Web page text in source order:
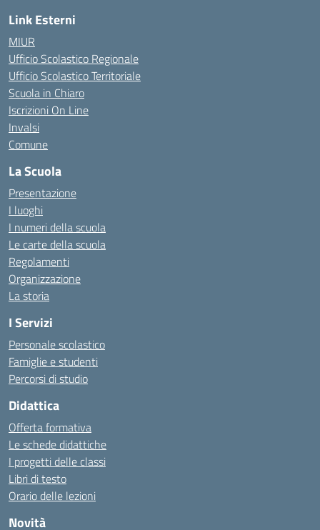
Link Esterni
MIUR
Ufficio Scolastico Regionale
Ufficio Scolastico Territoriale
Scuola in Chiaro
Iscrizioni On Line
Invalsi
Comune
La Scuola
Presentazione
I luoghi
I numeri della scuola
Le carte della scuola
Regolamenti
Organizzazione
La storia
I Servizi
Personale scolastico
Famiglie e studenti
Percorsi di studio
Didattica
Offerta formativa
Le schede didattiche
I progetti delle classi
Libri di testo
Orario delle lezioni
Novità